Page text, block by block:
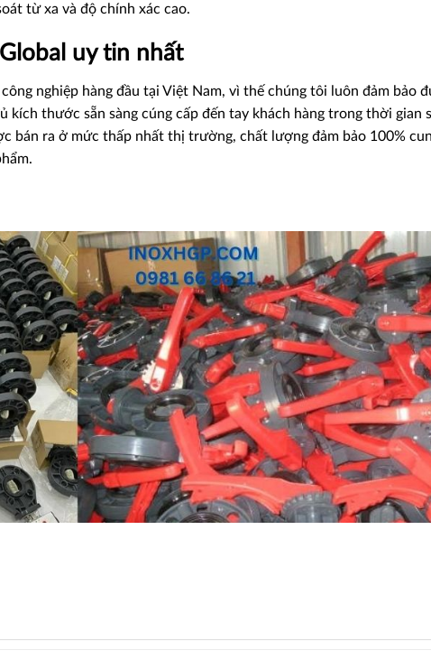
từ xa và độ chính xác cao.
uy tin nhất
nghiệp hàng đầu tại Việt Nam, vì thế chúng tôi luôn đảm bảo
kích thước sẵn sàng cúng cấp đến tay khách hàng trong thời gian
bán ra ở mức thấp nhất thị trường, chất lượng đảm bảo 100%